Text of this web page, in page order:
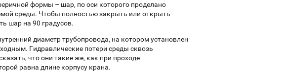
формы – шар, по оси которого проделано
среды. Чтобы полностью закрыть или открыть
шар на 90 градусов.
диаметр трубопровода, на котором установлен
Гидравлические потери среды сквозь
что они такие же, как при проходе
равна длине корпусу крана.